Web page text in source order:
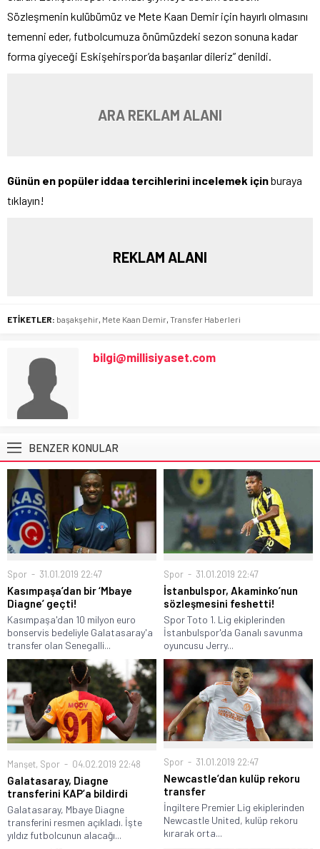
Sözleşmenin kulübümüz ve Mete Kaan Demir için hayırlı olmasını
temenni eder, futbolcumuza önümüzdeki sezon sonuna kadar
forma giyeceği Eskişehirspor’da başarılar dileriz” denildi.
ARA REKLAM ALANI
Günün en popüler iddaa tercihlerini incelemek içinburaya
tıklayın!
REKLAM ALANI
ETİKETLER: başakşehir, Mete Kaan Demir, Transfer Haberleri
bilgi@millisiyaset.com
BENZER KONULAR
Spor 31.01.2019 22:47
Kasımpaşa’dan bir ‘Mbaye
Diagne’ geçti!
Kasımpaşa'dan 10 milyon euro
bonservis bedeliyle Galatasaray'a
transfer olan Senegalli...
Spor 31.01.2019 22:47
İstanbulspor, Akaminko’nun
sözleşmesini feshetti!
Spor Toto 1. Lig ekiplerinden
İstanbulspor'da Ganalı savunma
oyuncusu Jerry...
Manşet, Spor 04.02.2019 22:48
Galatasaray, Diagne
transferini KAP’a bildirdi
Galatasaray, Mbaye Diagne
transferini resmen açıkladı. İşte
yıldız futbolcunun alacağı...
Spor 31.01.2019 22:47
Newcastle’dan kulüp rekoru
transfer
İngiltere Premier Lig ekiplerinden
Newcastle United, kulüp rekoru
kırarak orta...